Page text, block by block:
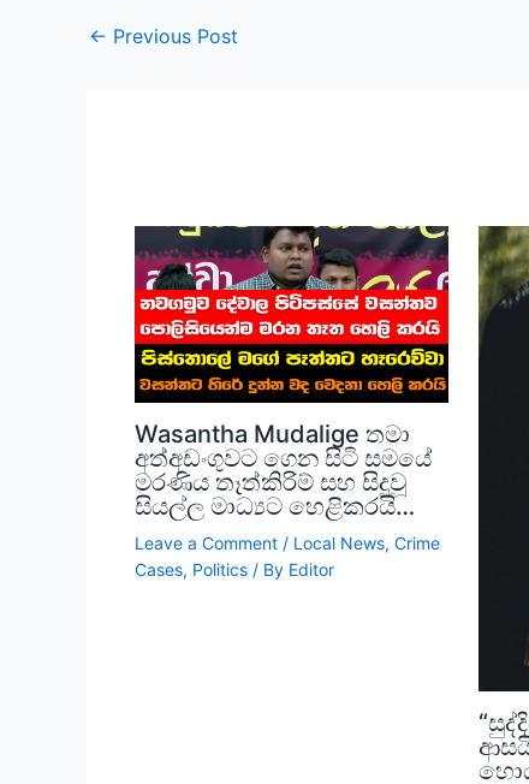
← Previous Post
Wasantha Mudalige තමා
අත්අඩංගුවට ගෙන සිටි සමයේ
මරණිය තෑත්කිරිම් සහ සිදුවූ
සියල්ල මාධ්‍යට හෙළිකරයි…
Leave a Comment / Local News, Crime
Cases, Politics / By Editor